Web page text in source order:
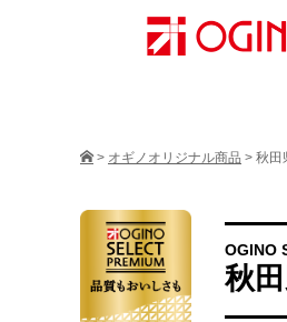
> オギノオリジナル商品 > 秋田
OGINO
秋